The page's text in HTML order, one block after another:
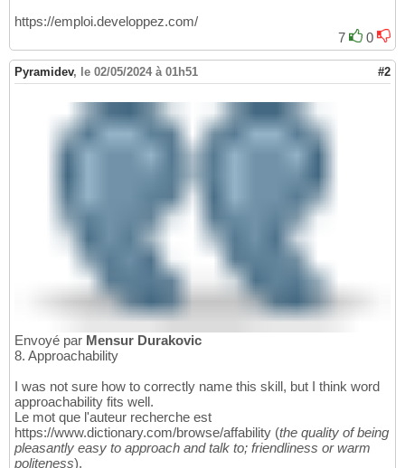
https://emploi.developpez.com/
7
0
Pyramidev, le 02/05/2024 à 01h51 #2
Envoyé par Mensur Durakovic
8. Approachability
I was not sure how to correctly name this skill, but I think word
approachability fits well.
Le mot que l'auteur recherche est
https://www.dictionary.com/browse/affability (the quality of being
pleasantly easy to approach and talk to; friendliness or warm
politeness).